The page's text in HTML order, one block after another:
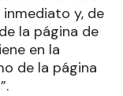
y, de
la página de
en la
de la página